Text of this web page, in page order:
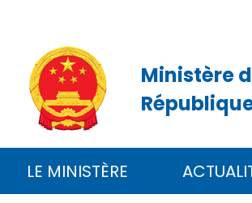
Ministère
LE MINISTÈRE